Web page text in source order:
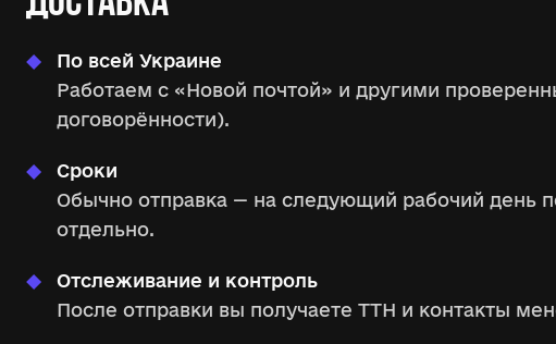
По всей Украине
Работаем с «Новой почтой» и другими
договорённости).
Сроки
Обычно отправка — на следующий рабочий день
отдельно.
Отслеживание и контроль
После отправки вы получаете ТТН и контакты